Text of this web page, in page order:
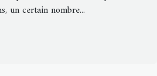
un certain nombre...